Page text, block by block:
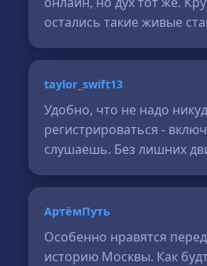
остались такие живые
taylor_swift13
Удобно, что не надо
регистрироваться -
слушаешь. Без лишних
АртёмПуть
Особенно нравятся
историю Москвы. Как